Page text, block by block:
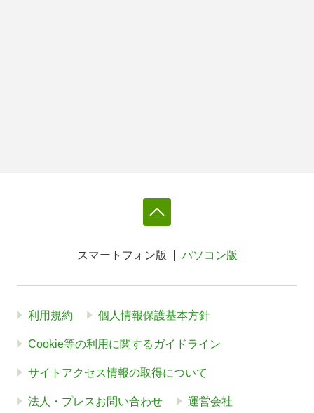
スマートフォン版 パソコン版
利用規約 個人情報保護基本方針
Cookie等の利用に関するガイドライン
サイトアクセス情報の取得について
法人・プレスお問い合わせ 運営会社